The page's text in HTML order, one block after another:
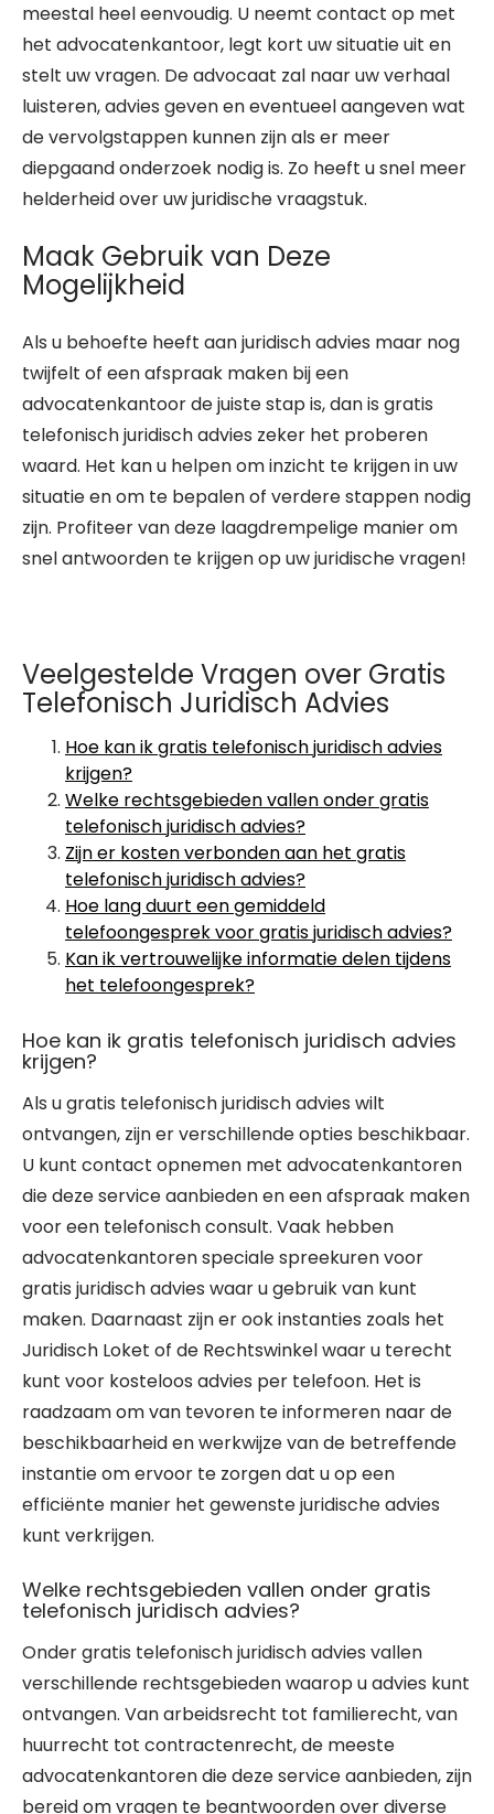
meestal heel eenvoudig. U neemt contact op met
het advocatenkantoor, legt kort uw situatie uit en
stelt uw vragen. De advocaat zal naar uw verhaal
luisteren, advies geven en eventueel aangeven wat
de vervolgstappen kunnen zijn als er meer
diepgaand onderzoek nodig is. Zo heeft u snel meer
helderheid over uw juridische vraagstuk.
Maak Gebruik van Deze
Mogelijkheid
Als u behoefte heeft aan juridisch advies maar nog
twijfelt of een afspraak maken bij een
advocatenkantoor de juiste stap is, dan is gratis
telefonisch juridisch advies zeker het proberen
waard. Het kan u helpen om inzicht te krijgen in uw
situatie en om te bepalen of verdere stappen nodig
zijn. Profiteer van deze laagdrempelige manier om
snel antwoorden te krijgen op uw juridische vragen!
Veelgestelde Vragen over Gratis
Telefonisch Juridisch Advies
Hoe kan ik gratis telefonisch juridisch advies
krijgen?
Welke rechtsgebieden vallen onder gratis
telefonisch juridisch advies?
Zijn er kosten verbonden aan het gratis
telefonisch juridisch advies?
Hoe lang duurt een gemiddeld
telefoongesprek voor gratis juridisch advies?
Kan ik vertrouwelijke informatie delen tijdens
het telefoongesprek?
Hoe kan ik gratis telefonisch juridisch advies
krijgen?
Als u gratis telefonisch juridisch advies wilt
ontvangen, zijn er verschillende opties beschikbaar.
U kunt contact opnemen met advocatenkantoren
die deze service aanbieden en een afspraak maken
voor een telefonisch consult. Vaak hebben
advocatenkantoren speciale spreekuren voor
gratis juridisch advies waar u gebruik van kunt
maken. Daarnaast zijn er ook instanties zoals het
Juridisch Loket of de Rechtswinkel waar u terecht
kunt voor kosteloos advies per telefoon. Het is
raadzaam om van tevoren te informeren naar de
beschikbaarheid en werkwijze van de betreffende
instantie om ervoor te zorgen dat u op een
efficiënte manier het gewenste juridische advies
kunt verkrijgen.
Welke rechtsgebieden vallen onder gratis
telefonisch juridisch advies?
Onder gratis telefonisch juridisch advies vallen
verschillende rechtsgebieden waarop u advies kunt
ontvangen. Van arbeidsrecht tot familierecht, van
huurrecht tot contractenrecht, de meeste
advocatenkantoren die deze service aanbieden, zijn
bereid om vragen te beantwoorden over diverse